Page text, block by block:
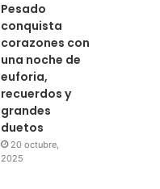
Pesado
conquista
corazones con
una noche de
euforia,
recuerdos y
grandes
duetos
20 octubre,
2025